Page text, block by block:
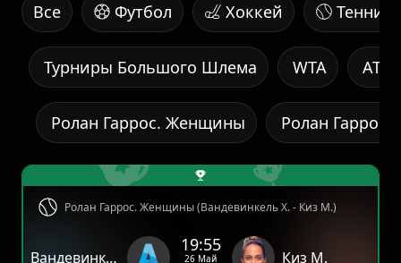
Все Футбол Хоккей Теннис
WTA ATP
Турниры Большого Шлема
Ролан
Ролан Гаррос. Женщины
Ролан Гаррос. Женщины (Вандевинкель Х. - Киз М.)
Вандевинкель Х.
19:55
26 Май
Киз М.